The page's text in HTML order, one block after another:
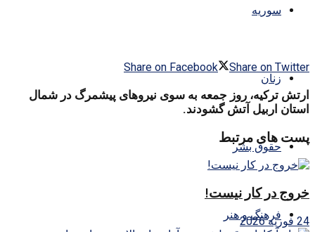
سوریه
زنان
حقوق بشر
فرهنگ و هنر
Share on Facebook Share on Twitter
ارتش ترکیه، روز جمعه به سوی نیروهای پیشمرگ در شمال
استان اربیل آتش گشودند.
پست های مرتبط
خروج در کار نیست!
24 فوریه 2026